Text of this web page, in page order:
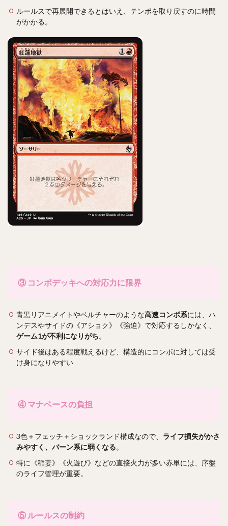
ルールスで再展開できるとはいえ、テンポを取り戻すのに時間
がかかる。
③ コンボデッキへの対応力に限界
青黒リアニメイトやベルチャーのような高速コンボ系には、ハ
ンデスやサイドの《アショク》《強迫》で対応するしかなく、
ゲーム1が不利になりがち。
サイド後はある程度戦えるけど、構造的にコンボに対しては受
け身になりやすい
④ マナベースの負担
3色＋フェッチ＋ショックランド構成なので、 ライフ損失がかさ
みやすく、バーン系に弱くなる。
特に《稲妻》《火遊び》などの直接火力が多い赤単には、序盤
のライフ管理が重要。
⑤ ルールスの制約